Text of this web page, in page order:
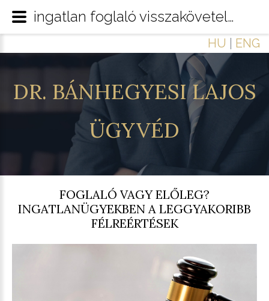
HU ENG
DR. BÁNHEGYESI LAJOS
ÜGYVÉD
FOGLALÓ VAGY ELŐLEG?
INGATLANÜGYEKBEN A LEGGYAKORIBB
FÉLREÉRTÉSEK
ingatlan foglaló visszakövetelése